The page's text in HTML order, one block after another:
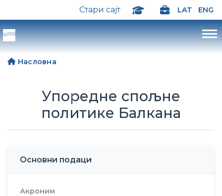
Стари сајт LAT ENG
Насловна
Упоредне спољне
политике Балкана
Основни подаци
Акроним